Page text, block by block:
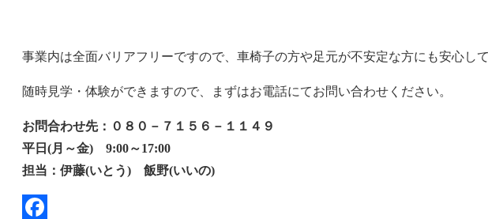
事業内は全面バリアフリーですので、車椅子の方や足元が不安定な方にも安心し
随時見学・体験ができますので、まずはお電話にてお問い合わせください。
お問合わせ先：０８０－７１５６－１１４９
平日(月～金) 9:00～17:00
担当：伊藤(いとう) 飯野(いいの)